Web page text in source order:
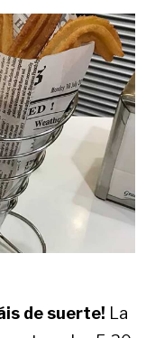
de suerte! La